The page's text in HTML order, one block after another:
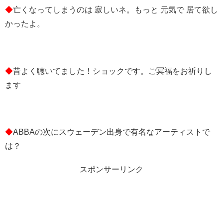
◆亡くなってしまうのは 寂しいネ。もっと 元気で 居て欲し
かったよ。
◆昔よく聴いてました！ショックです。ご冥福をお祈りし
ます
◆ABBAの次にスウェーデン出身で有名なアーティストで
は？
スポンサーリンク